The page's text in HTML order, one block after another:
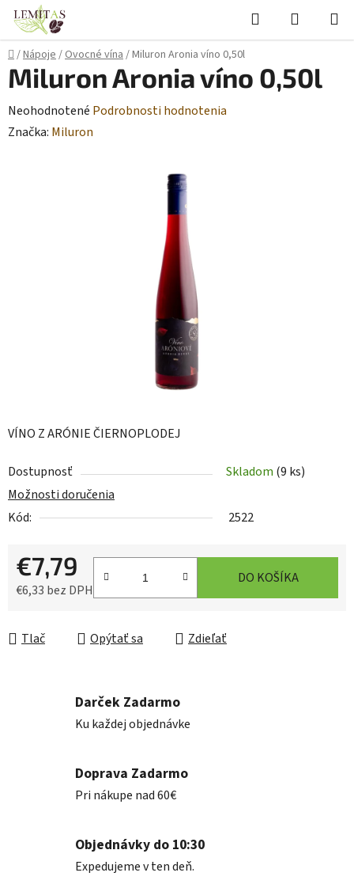
Prejsť
obsah
Hľadať
KOŠÍK
Domov
/Nápoje/Ovocné vína/Miluron Aronia víno 0,50l
VÍNO Z ARÓNIE ČIERNOPLODEJ
Dostupnosť Skladom (9 ks)
Možnosti doručenia
Kód:
2522
€7,79
€6,33 bez DPH
DO KOŠÍKA
Tlač Opýtať sa Zdieľať
Miluron Aronia víno 0,50l
Priemerné
hodnotenie
Neohodnotené Podrobnosti hodnotenia
Značka: Miluron
Darček Zadarmo
Ku každej objednávke
Doprava Zadarmo
Pri nákupe nad 60€
Objednávky do 10:30
Expedujeme v ten deň.